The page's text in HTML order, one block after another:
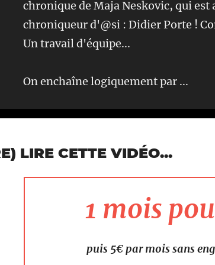
chronique de Maja Neskovic, qui est
chroniqueur d'@si : Didier Porte !
Un travail d'équipe...
On enchaîne logiquement par ...
LIRE CETTE VIDÉO...
1 mois
puis 5€ par mois sans